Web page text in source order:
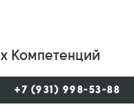
Компетенций
+7 (931) 998-53-88